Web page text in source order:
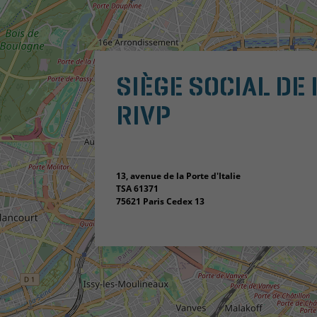
SIÈGE SOCIAL DE
RIVP
13, avenue de la Porte d'Italie
TSA 61371
75621 Paris Cedex 13